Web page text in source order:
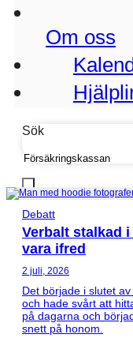
Om oss
Sök
Debatt
Verbalt stalkad
vara ifred
2 juli, 2026
Det började i slutet
och hade svårt att
på dagarna och
snett på honom.